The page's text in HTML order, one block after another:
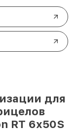
для
RT 6x50S